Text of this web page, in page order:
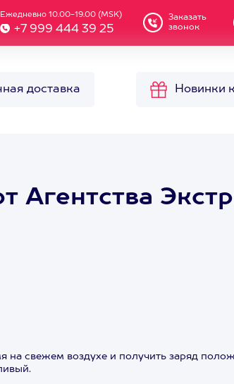
Ежедневно 10.00-19.00 (MSK)
+7 999 444 39 25
Заказать
звонок
доставка Новинки
Агентства
на свежем воздухе и получить заряд